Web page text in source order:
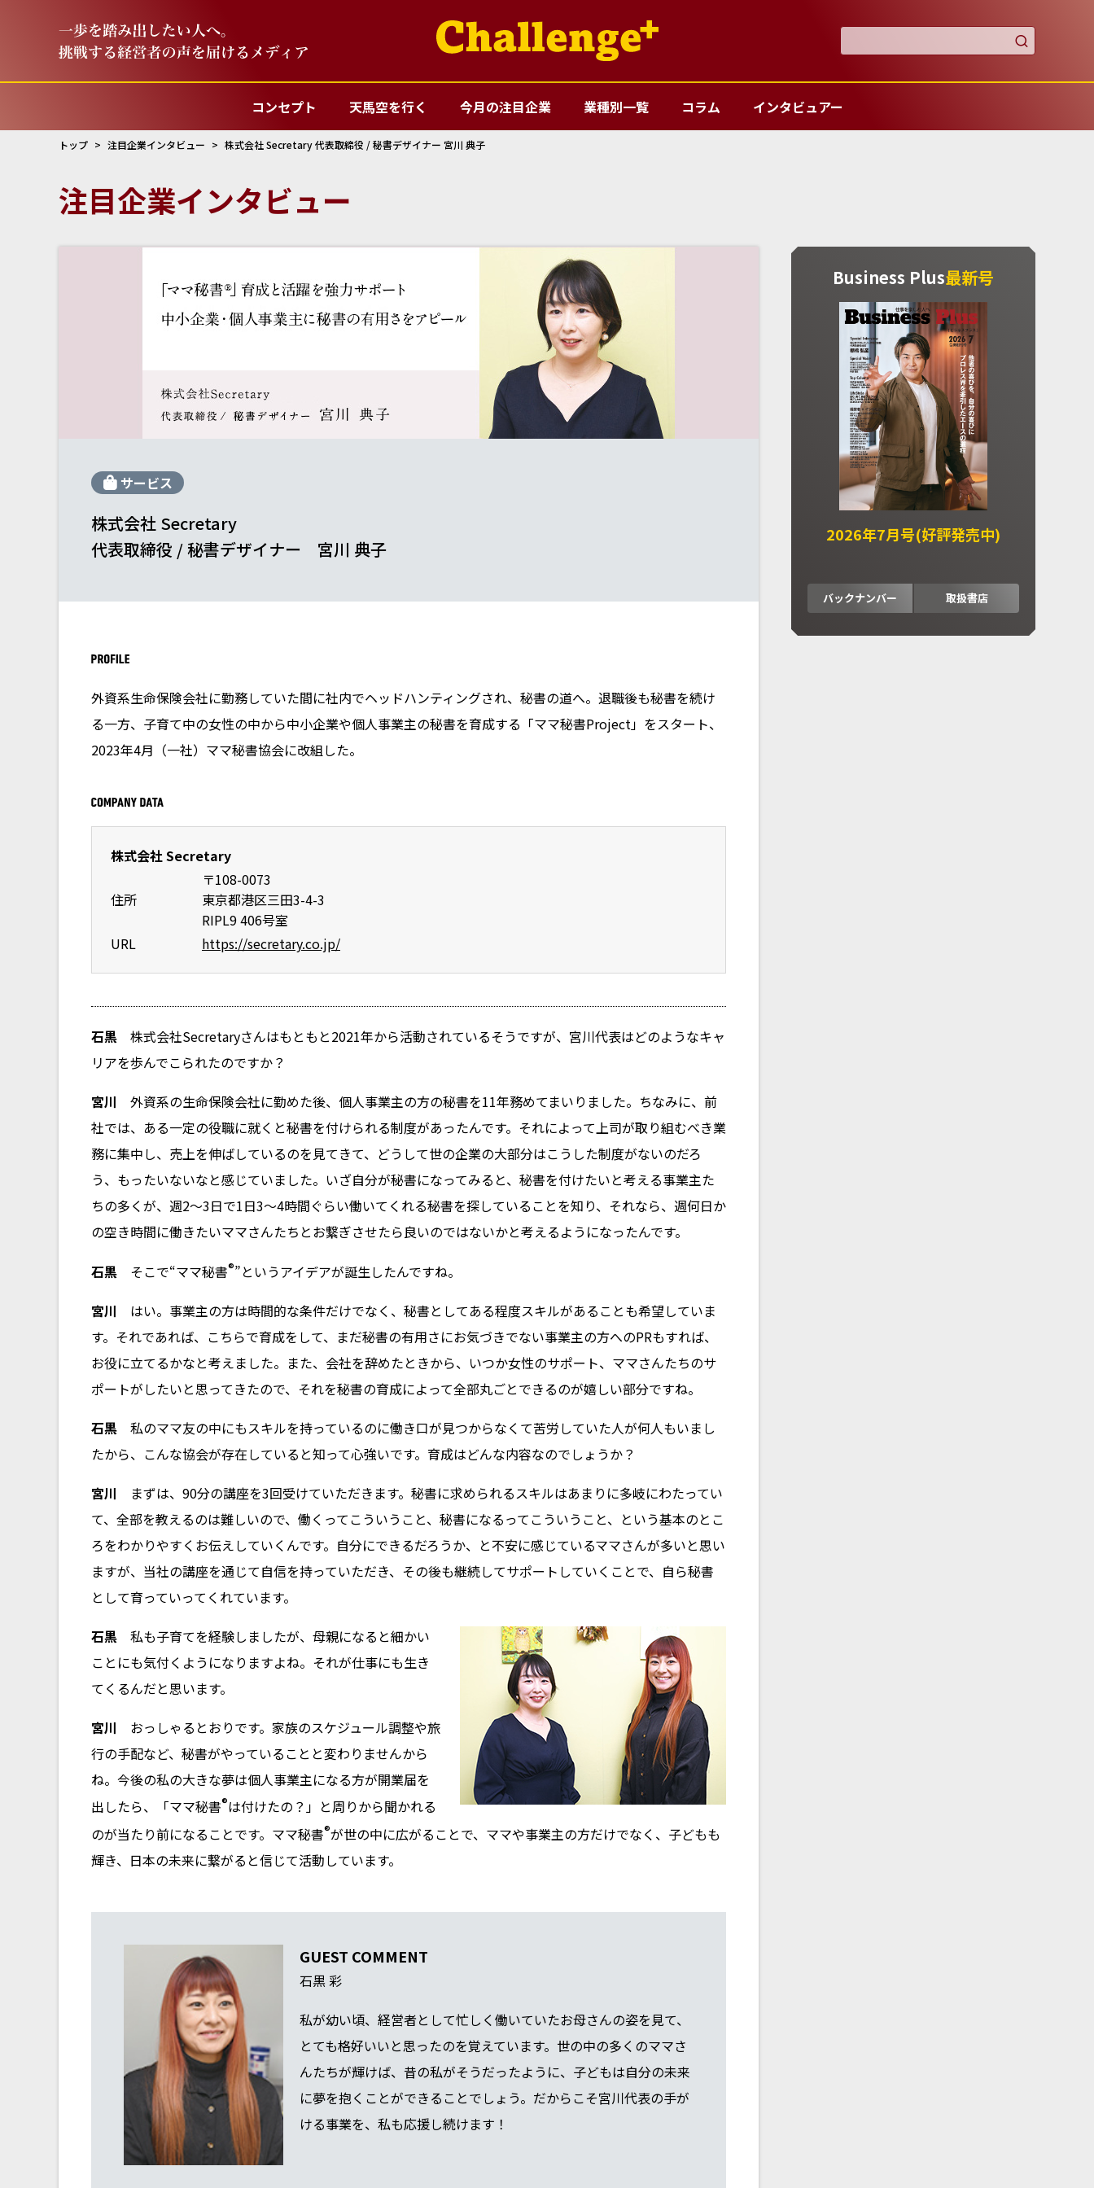

コンセプト 天馬空を行く 今月の注目企業 業種別一覧 コラム インタビュアー
トップ 注目企業インタビュー 株式会社 Secretary 代表取締役 / 秘書デザイナー 宮川 典子
注目企業インタビュー
サービス
株式会社 Secretary
代表取締役 / 秘書デザイナー 宮川 典子
外資系生命保険会社に勤務していた間に社内でヘッドハンティングされ、秘書の道へ。退職後も秘書を続け
る一方、子育て中の女性の中から中小企業や個人事業主の秘書を育成する「ママ秘書Project」をスタート、
2023年4月（一社）ママ秘書協会に改組した。
株式会社 Secretary
住所
〒108-0073
東京都港区三田3-4-3
RIPL9 406号室
URL
https://secretary.co.jp/
石黒 株式会社Secretaryさんはもともと2021年から活動されているそうですが、宮川代表はどのようなキャ
リアを歩んでこられたのですか？
宮川 外資系の生命保険会社に勤めた後、個人事業主の方の秘書を11年務めてまいりました。ちなみに、前
社では、ある一定の役職に就くと秘書を付けられる制度があったんです。それによって上司が取り組むべき業
務に集中し、売上を伸ばしているのを見てきて、どうして世の企業の大部分はこうした制度がないのだろ
う、もったいないなと感じていました。いざ自分が秘書になってみると、秘書を付けたいと考える事業主た
ちの多くが、週2〜3日で1日3〜4時間ぐらい働いてくれる秘書を探していることを知り、それなら、週何日か
の空き時間に働きたいママさんたちとお繋ぎさせたら良いのではないかと考えるようになったんです。
石黒 そこで“ママ秘書®”というアイデアが誕生したんですね。
宮川 はい。事業主の方は時間的な条件だけでなく、秘書としてある程度スキルがあることも希望していま
す。それであれば、こちらで育成をして、まだ秘書の有用さにお気づきでない事業主の方へのPRもすれば、
お役に立てるかなと考えました。また、会社を辞めたときから、いつか女性のサポート、ママさんたちのサ
ポートがしたいと思ってきたので、それを秘書の育成によって全部丸ごとできるのが嬉しい部分ですね。
石黒 私のママ友の中にもスキルを持っているのに働き口が見つからなくて苦労していた人が何人もいまし
たから、こんな協会が存在していると知って心強いです。育成はどんな内容なのでしょうか？
宮川 まずは、90分の講座を3回受けていただきます。秘書に求められるスキルはあまりに多岐にわたってい
て、全部を教えるのは難しいので、働くってこういうこと、秘書になるってこういうこと、という基本のとこ
ろをわかりやすくお伝えしていくんです。自分にできるだろうか、と不安に感じているママさんが多いと思い
ますが、当社の講座を通じて自信を持っていただき、その後も継続してサポートしていくことで、自ら秘書
として育っていってくれています。
石黒 私も子育てを経験しましたが、母親になると細かい
ことにも気付くようになりますよね。それが仕事にも生き
てくるんだと思います。
宮川 おっしゃるとおりです。家族のスケジュール調整や旅
行の手配など、秘書がやっていることと変わりませんから
ね。今後の私の大きな夢は個人事業主になる方が開業届を
出したら、「ママ秘書®は付けたの？」と周りから聞かれる
のが当たり前になることです。ママ秘書®が世の中に広がることで、ママや事業主の方だけでなく、子どもも
輝き、日本の未来に繋がると信じて活動しています。
GUEST COMMENT
石黒 彩
私が幼い頃、経営者として忙しく働いていたお母さんの姿を見て、
とても格好いいと思ったのを覚えています。世の中の多くのママさ
んたちが輝けば、昔の私がそうだったように、子どもは自分の未来
に夢を抱くことができることでしょう。だからこそ宮川代表の手が
ける事業を、私も応援し続けます！
Business Plus最新号
2026年7月号(好評発売中)
バックナンバー 取扱書店